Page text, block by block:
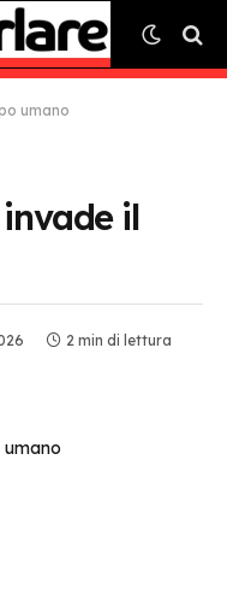
umano
il
2 min di lettura